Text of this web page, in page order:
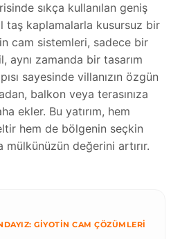
sıkça kullanılan geniş
taş kaplamalarla kusursuz bir
cam sistemleri, sadece bir
aynı zamanda bir tasarım
sayesinde villanızın özgün
balkon veya terasınıza
ekler. Bu yatırım, hem
hem de bölgenin seçkin
değerini artırır.
GIYOTIN CAM ÇÖZÜMLERI